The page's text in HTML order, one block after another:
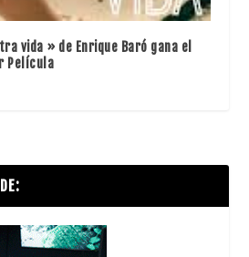
vida » de Enrique Baró gana el
Película